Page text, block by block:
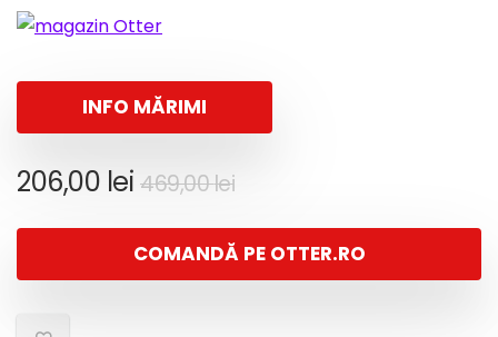
INFO MĂRIMI
469,00leiPrețul
a
fost:
206,00 lei
Prețul
este:
206,00 lei.
COMANDĂ PE OTTER.RO